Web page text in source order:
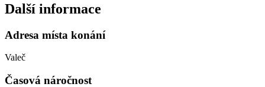
Další informace
Adresa místa konání
Valeč
Časová náročnost